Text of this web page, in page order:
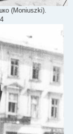
(Moniuszki).